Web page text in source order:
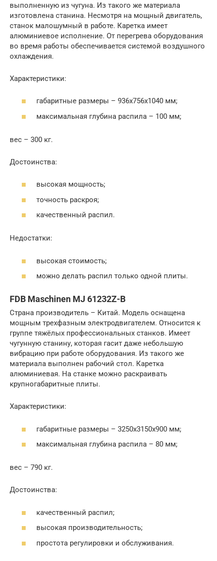
выполненную из чугуна. Из такого же материала
изготовлена станина. Несмотря на мощный двигатель,
станок малошумный в работе. Каретка имеет
алюминиевое исполнение. От перегрева оборудования
во время работы обеспечивается системой воздушного
охлаждения.
Характеристики:
габаритные размеры – 936х756х1040 мм;
максимальная глубина распила – 100 мм;
вес – 300 кг.
Достоинства:
высокая мощность;
точность раскроя;
качественный распил.
Недостатки:
высокая стоимость;
можно делать распил только одной плиты.
FDB Maschinen MJ 61232Z-B
Страна производитель – Китай. Модель оснащена
мощным трехфазным электродвигателем. Относится к
группе тяжёлых профессиональных станков. Имеет
чугунную станину, которая гасит даже небольшую
вибрацию при работе оборудования. Из такого же
материала выполнен рабочий стол. Каретка
алюминиевая. На станке можно раскраивать
крупногабаритные плиты.
Характеристики:
габаритные размеры – 3250х3150х900 мм;
максимальная глубина распила – 80 мм;
вес – 790 кг.
Достоинства:
качественный распил;
высокая производительность;
простота регулировки и обслуживания.